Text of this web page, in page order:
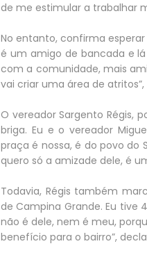
de me estimular a trabalhar
No entanto, confirma
é um amigo de bancada e
com a comunidade, mais
vai criar uma área de
O vereador Sargento Régis,
briga. Eu e o vereador
praça é nossa, é do povo do
quero só a amizade dele, é
Todavia, Régis também
de Campina Grande. Eu tive
não é dele, nem é meu,
benefício para o bairro”,